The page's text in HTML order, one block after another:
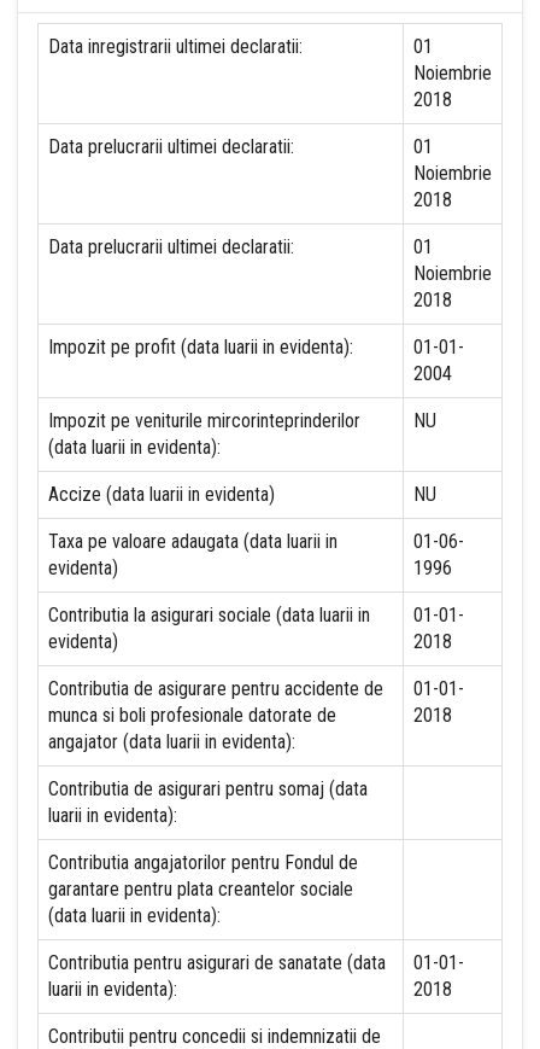
Data inregistrarii ultimei declaratii:
01
Noiembrie
2018
Data prelucrarii ultimei declaratii:
01
Noiembrie
2018
Data prelucrarii ultimei declaratii:
01
Noiembrie
2018
Impozit pe profit (data luarii in evidenta):
01-01-
2004
Impozit pe veniturile mircorinteprinderilor
(data luarii in evidenta):
NU
Accize (data luarii in evidenta) NU
Taxa pe valoare adaugata (data luarii in
evidenta)
01-06-
1996
Contributia la asigurari sociale (data luarii in
evidenta)
01-01-
2018
Contributia de asigurare pentru accidente de
munca si boli profesionale datorate de
angajator (data luarii in evidenta):
01-01-
2018
Contributia de asigurari pentru somaj (data
luarii in evidenta):
Contributia angajatorilor pentru Fondul de
garantare pentru plata creantelor sociale
(data luarii in evidenta):
Contributia pentru asigurari de sanatate (data
luarii in evidenta):
01-01-
2018
Contributii pentru concedii si indemnizatii de